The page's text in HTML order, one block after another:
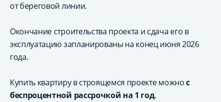
от береговой линии.
Окончание строительства проекта и сдача его в
эксплуатацию запланированы на конец июня 2026
года.
Купить квартиру в строящемся проекте можнос
беспроцентной рассрочкой на 1 год.